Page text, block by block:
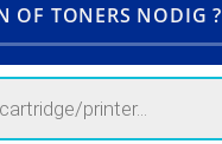
OF TONERS NODIG ?